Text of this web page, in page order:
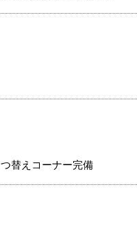
替えコーナー完備